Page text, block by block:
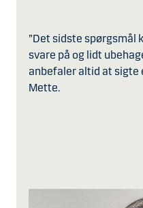
”Det sidste
svare på og lidt
anbefaler altid at sigte
Mette.